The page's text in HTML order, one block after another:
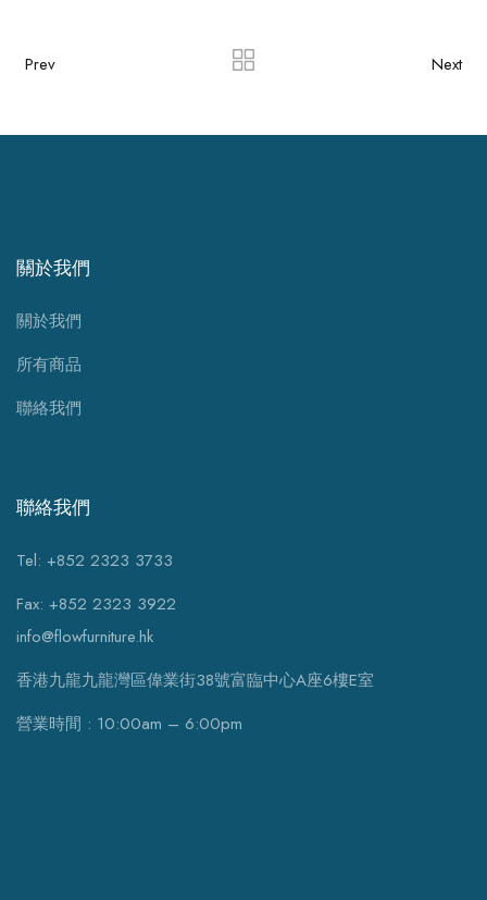
Prev Next
關於我們
關於我們
所有商品
聯絡我們
聯絡我們
Tel: +852 2323 3733
Fax: +852 2323 3922
info@flowfurniture.hk
香港九龍九龍灣區偉業街38號富臨中心A座6樓E室
營業時間 : 10:00am – 6:00pm